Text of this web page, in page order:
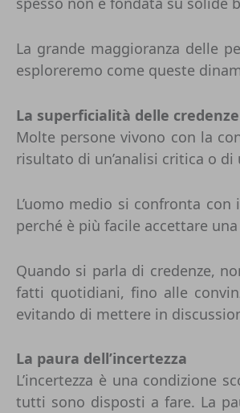
La grande maggioranza delle
esploreremo come queste
La superficialità delle credenze
Molte persone vivono con la
risultato di un’analisi critica o
L’uomo medio si confronta
perché è più facile accettare
Quando si parla di credenze,
fatti quotidiani, fino alle
evitando di mettere in
La paura dell’incertezza
L’incertezza è una condizione
tutti sono disposti a fare. La